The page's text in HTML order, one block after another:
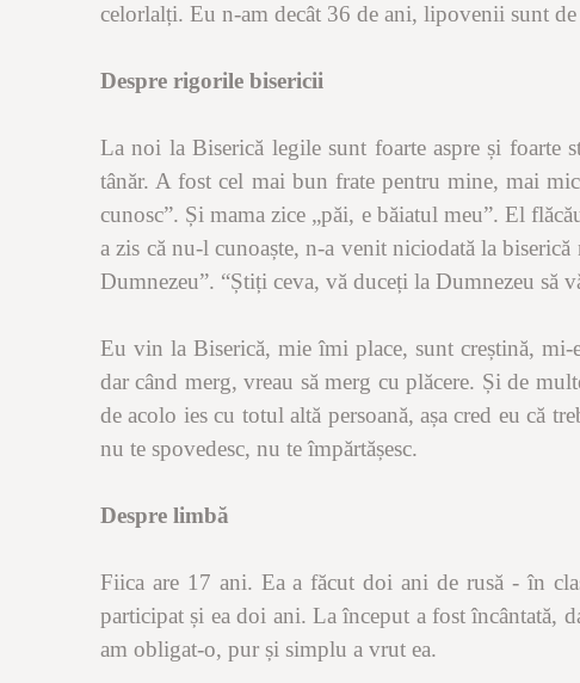
celorlalți. Eu n-am decât 36 de ani, lipovenii sunt de
Despre rigorile bisericii
La noi la Biserică legile sunt foarte aspre și foarte
tânăr. A fost cel mai bun frate pentru mine, mai
cunosc”. Și mama zice „păi, e băiatul meu”. El
a zis că nu-l cunoaște, n-a venit niciodată la
Dumnezeu”. “Știți ceva, vă duceți la Dumnezeu să
Eu vin la Biserică, mie îmi place, sunt creștină,
dar când merg, vreau să merg cu plăcere. Și de
de acolo ies cu totul altă persoană, așa cred eu că
nu te spovedesc, nu te împărtășesc.
Despre limbă
Fiica are 17 ani. Ea a făcut doi ani de rusă - în
participat și ea doi ani. La început a fost încântată,
am obligat-o, pur și simplu a vrut ea.